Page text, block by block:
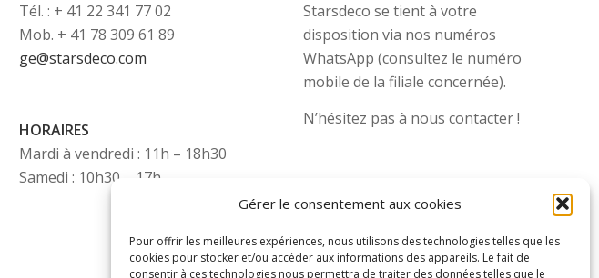
Gérer le consentement aux cookies
Pour offrir les meilleures expériences, nous utilisons des technologies telles que les
cookies pour stocker et/ou accéder aux informations des appareils. Le fait de
consentir à ces technologies nous permettra de traiter des données telles que le
Tél. : + 41 22 341 77 02
Mob. + 41 78 309 61 89
ge@starsdeco.com
HORAIRES
Mardi à vendredi : 11h – 18h30
Samedi : 10h30 – 17h
Starsdeco se tient à votre
disposition via nos numéros
WhatsApp (consultez le numéro
mobile de la filiale concernée).
N’hésitez pas à nous contacter !